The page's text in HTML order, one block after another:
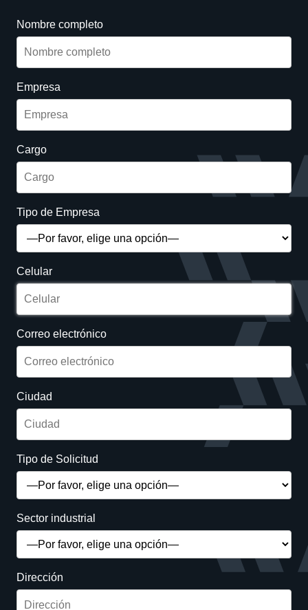
Nombre completo
Empresa
Cargo
Tipo de Empresa
Celular
Correo electrónico
Ciudad
Tipo de Solicitud
Sector industrial
Dirección